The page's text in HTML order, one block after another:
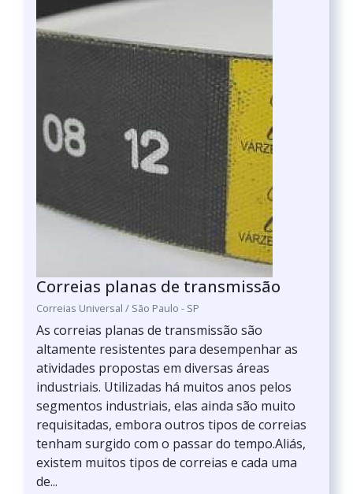
Correias planas de transmissão
Correias Universal / São Paulo - SP
As correias planas de transmissão são
altamente resistentes para desempenhar as
atividades propostas em diversas áreas
industriais. Utilizadas há muitos anos pelos
segmentos industriais, elas ainda são muito
requisitadas, embora outros tipos de correias
tenham surgido com o passar do tempo.Aliás,
existem muitos tipos de correias e cada uma
de...